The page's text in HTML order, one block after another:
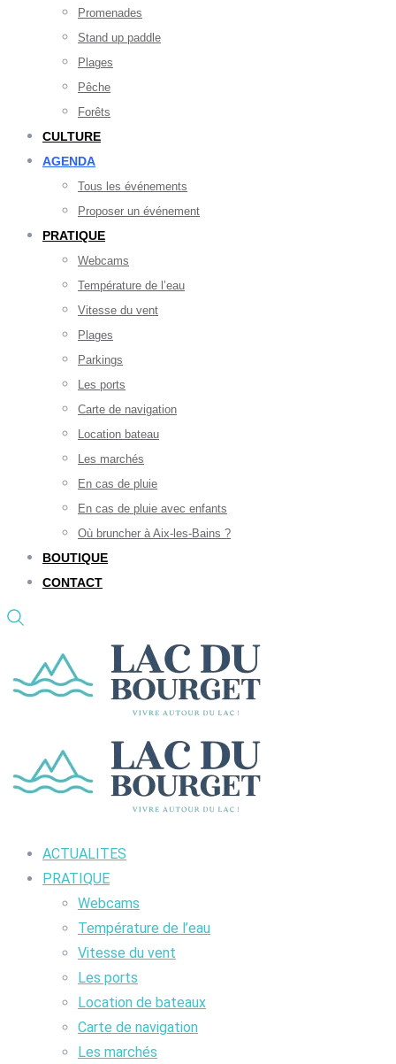
Promenades
Stand up paddle
Plages
Pêche
Forêts
CULTURE
AGENDA
Tous les événements
Proposer un événement
PRATIQUE
Webcams
Température de l’eau
Vitesse du vent
Plages
Parkings
Les ports
Carte de navigation
Location bateau
Les marchés
En cas de pluie
En cas de pluie avec enfants
Où bruncher à Aix-les-Bains ?
BOUTIQUE
CONTACT
ACTUALITES
PRATIQUE
Webcams
Température de l’eau
Vitesse du vent
Les ports
Location de bateaux
Carte de navigation
Les marchés